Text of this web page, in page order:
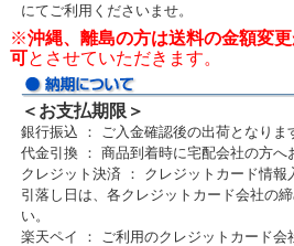
にてご利用くださいませ。
※沖縄、離島の方は送料の金額変
可とさせていただきます。
＜お支払期限＞
銀行振込 ： ご入金確認後の出荷となりま
代金引換 ： 商品到着時に宅配会社の方へ
クレジット決済 ： クレジットカード情報
引落し日は、各クレジットカード会社の
い。
楽天ペイ ： ご利用のクレジットカード会